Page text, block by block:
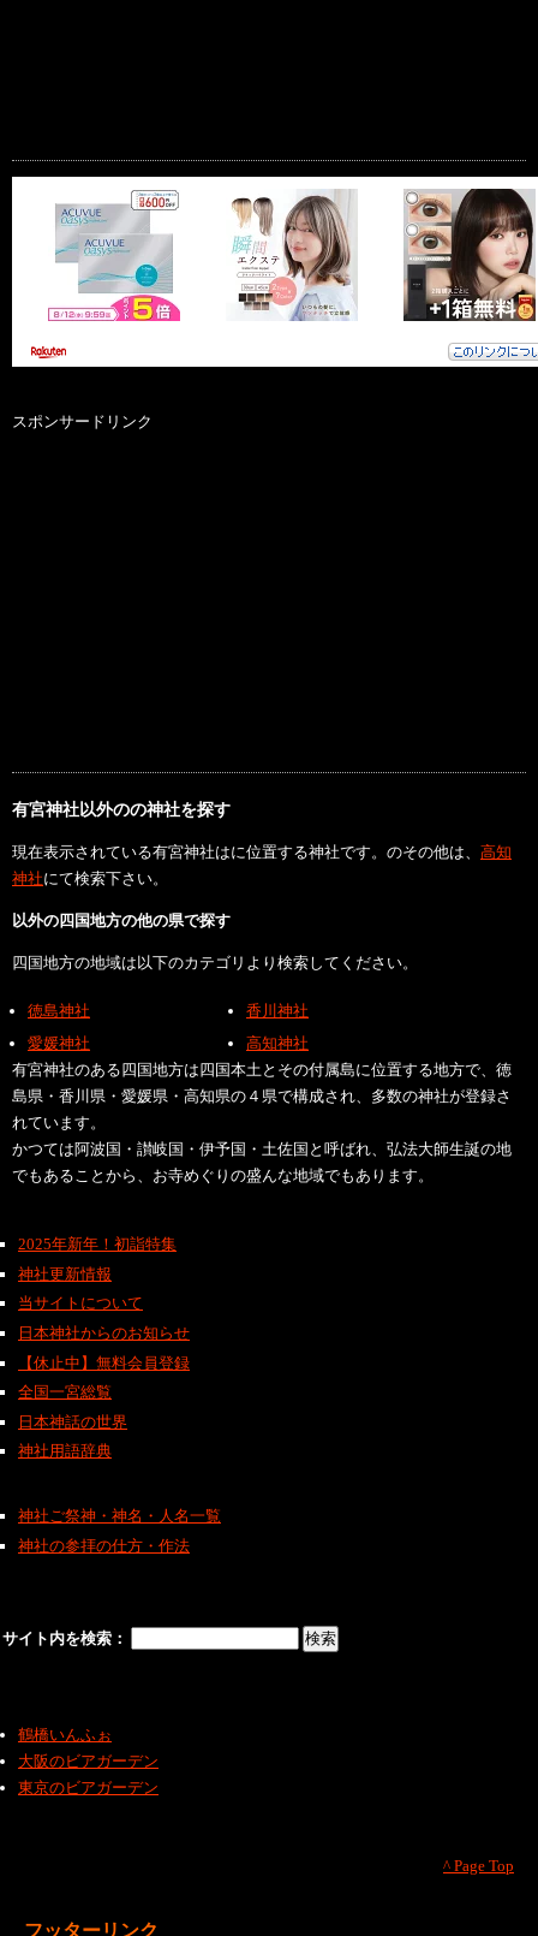
スポンサードリンク
有宮神社以外のの神社を探す
現在表示されている有宮神社はに位置する神社です。のその他は、 高知
神社にて検索下さい。
以外の四国地方の他の県で探す
四国地方の地域は以下のカテゴリより検索してください。
徳島神社
香川神社
愛媛神社
高知神社
有宮神社のある四国地方は四国本土とその付属島に位置する地方で、徳
島県・香川県・愛媛県・高知県の４県で構成され、多数の神社が登録さ
れています。
かつては阿波国・讃岐国・伊予国・土佐国と呼ばれ、弘法大師生誕の地
でもあることから、お寺めぐりの盛んな地域でもあります。
2025年新年！初詣特集
神社更新情報
当サイトについて
日本神社からのお知らせ
【休止中】無料会員登録
全国一宮総覧
日本神話の世界
神社用語辞典
神社ご祭神・神名・人名一覧
神社の参拝の仕方・作法
サイト内を検索：
鶴橋いんふぉ
大阪のビアガーデン
東京のビアガーデン
^ Page Top
フッターリンク